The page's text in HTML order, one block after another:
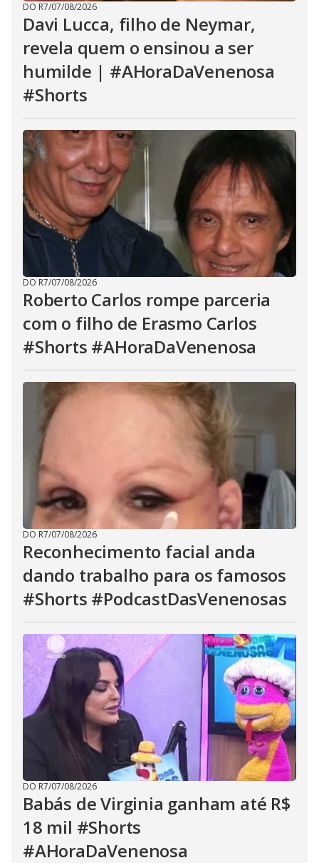
DO R7/07/08/2026
Davi Lucca, filho de Neymar,
revela quem o ensinou a ser
humilde | #AHoraDaVenenosa
#Shorts
DO R7/07/08/2026
Roberto Carlos rompe parceria
com o filho de Erasmo Carlos
#Shorts #AHoraDaVenenosa
DO R7/07/08/2026
Reconhecimento facial anda
dando trabalho para os famosos
#Shorts #PodcastDasVenenosas
DO R7/07/08/2026
Babás de Virginia ganham até R$
18 mil #Shorts
#AHoraDaVenenosa